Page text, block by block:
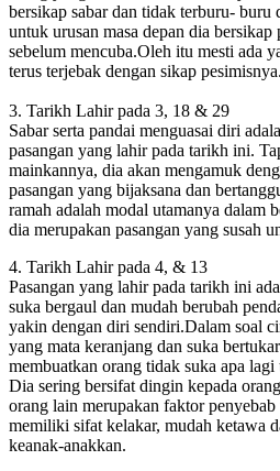
bersikap sabar dan tidak terburu- buru
untuk urusan masa depan dia bersikap
sebelum mencuba.Oleh itu mesti ada
terus terjebak dengan sikap pesimisnya.
3. Tarikh Lahir pada 3, 18 & 29
Sabar serta pandai menguasai diri
pasangan yang lahir pada tarikh ini.
mainkannya, dia akan mengamuk
pasangan yang bijaksana dan
ramah adalah modal utamanya dalam
dia merupakan pasangan yang susah
4. Tarikh Lahir pada 4, & 13
Pasangan yang lahir pada tarikh ini
suka bergaul dan mudah berubah
yakin dengan diri sendiri.Dalam soal
yang mata keranjang dan suka
membuatkan orang tidak suka apa
Dia sering bersifat dingin kepada
orang lain merupakan faktor
memiliki sifat kelakar, mudah ketawa
keanak-anakkan.